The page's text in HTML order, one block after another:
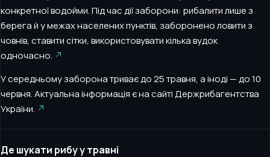
конкретної водойми. Під час дії заборони: рибалити лише з
берега й у межах населених пунктів, заборонено ловити з
човнів, ставити сітки, використовувати кілька вудок
одночасно.
У середньому заборона триває до 25 травня, а іноді — до 10
червня. Актуальна інформація є на сайті Держрибагентства
України.
Де шукати рибу у травні